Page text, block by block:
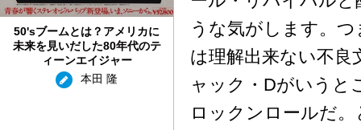
50'sブームとは？アメリカに
未来を見いだした80年代のテ
ィーンエイジャー
本田 隆
うな気がします。
は理解出来ない不良
ャック・Dがいうと
ロックンロールだ